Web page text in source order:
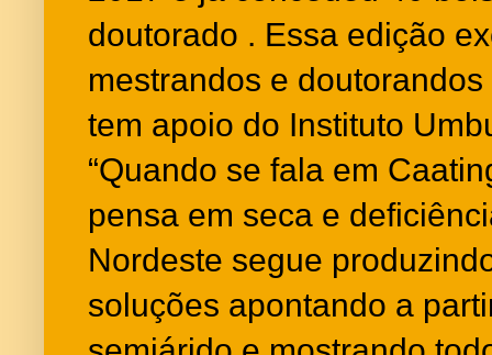
doutorado . Essa edição
mestrandos e
tem apoio do Instituto
“Quando se fala em
pensa em seca e
Nordeste segue
soluções apontando a